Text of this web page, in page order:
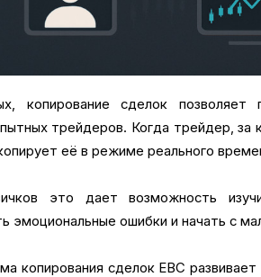
копирование сделок позволяет
трейдеров. Когда трейдер,
её в режиме реального
это дает возможность
эмоциональные ошибки и начать с
копирования сделок EBC